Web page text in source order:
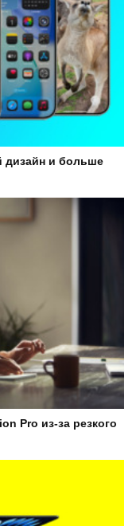
дизайн и больше
Pro из-за резкого